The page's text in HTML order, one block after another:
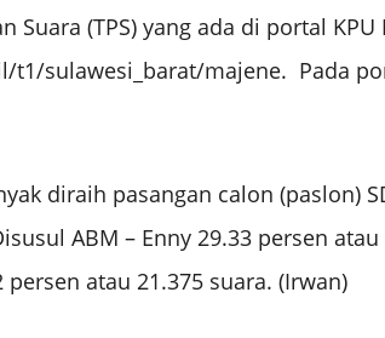
Suara (TPS) yang ada di portal KPU
sulawesi_barat/majene. Pada
diraih pasangan calon (paslon)
ABM – Enny 29.33 persen
atau 21.375 suara. (Irwan)